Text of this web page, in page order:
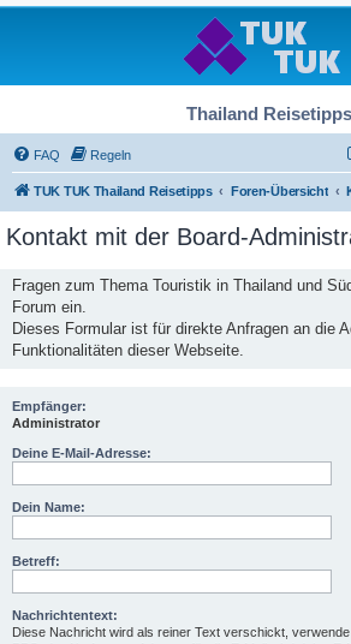
Thailand Reisetipps
FAQ Regeln
TUK TUK Thailand Reisetipps Foren-Übersicht
Kontakt mit der Board-
Fragen zum Thema Touristik in Thailand und
Forum ein.
Dieses Formular ist für direkte Anfragen an die
Funktionalitäten dieser Webseite.
Empfänger:
Administrator
Deine E-Mail-Adresse:
Dein Name:
Betreff:
Nachrichtentext:
Diese Nachricht wird als reiner Text verschickt,